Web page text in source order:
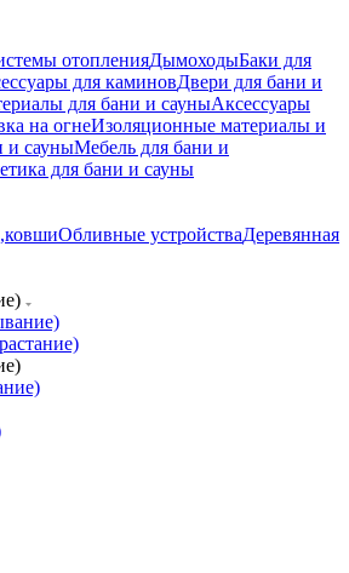
отопленияДымоходыБаки для
для каминовДвери для бани и
для бани и сауныАксессуары
на огнеИзоляционные материалы и
и сауныМебель для бани и
для бани и сауны
Обливные устройстваДеревянная